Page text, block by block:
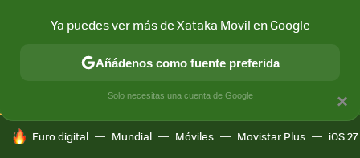
CONECTIVIDAD MÓVIL Y SOCIEDAD APLICACIONES
HOY SE HABLA DE
Euro digital Mundial Móviles Movistar Plus iOS 27
×
Ya puedes ver más de Xataka Movil en Google
Añádenos como fuente preferida
Solo necesitas una cuenta de Google